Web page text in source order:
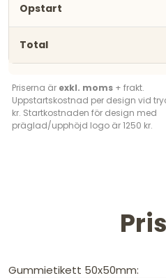
Priserna är exkl. moms + frakt.
Uppstartskostnad per design vid
kr. Startkostnaden för design med
präglad/upphöjd logo är 1250 kr.
Gummietikett 50x50mm: